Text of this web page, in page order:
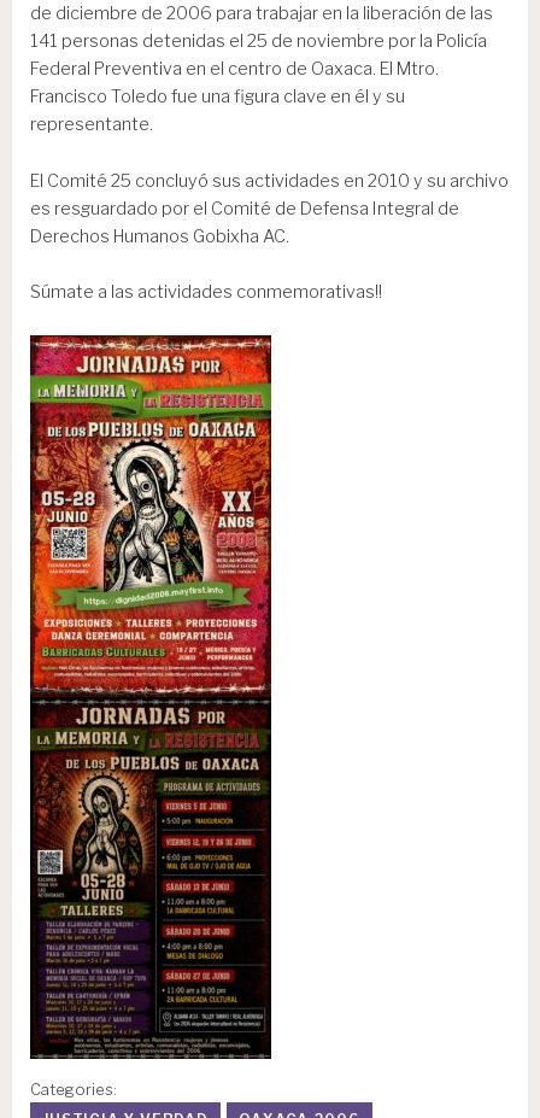
de diciembre de 2006 para trabajar en la liberación de las
141 personas detenidas el 25 de noviembre por la Policía
Federal Preventiva en el centro de Oaxaca. El Mtro.
Francisco Toledo fue una figura clave en él y su
representante.
El Comité 25 concluyó sus actividades en 2010 y su archivo
es resguardado por el Comité de Defensa Integral de
Derechos Humanos Gobixha AC.
Súmate a las actividades conmemorativas!!
Categories: